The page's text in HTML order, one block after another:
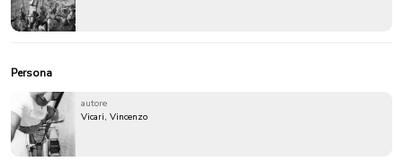
Persona
autore
Vicari, Vincenzo